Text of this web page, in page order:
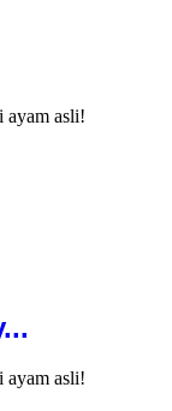
ayam asli!
ayam asli!